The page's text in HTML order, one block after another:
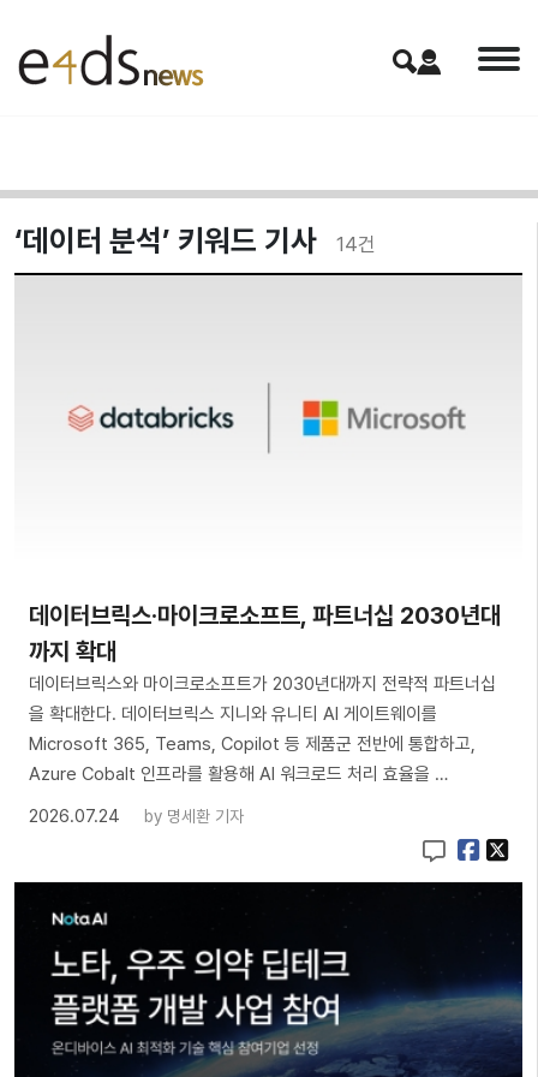
‘데이터 분석’ 키워드 기사 14건
데이터브릭스·마이크로소프트, 파트너십 2030년대
까지 확대
데이터브릭스와 마이크로소프트가 2030년대까지 전략적 파트너십
을 확대한다. 데이터브릭스 지니와 유니티 AI 게이트웨이를
Microsoft 365, Teams, Copilot 등 제품군 전반에 통합하고,
Azure Cobalt 인프라를 활용해 AI 워크로드 처리 효율을 …
2026.07.24
by 명세환 기자